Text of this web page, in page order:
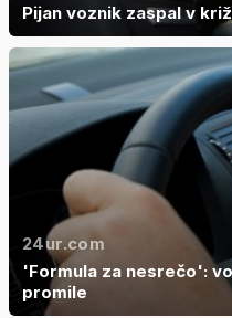
Pijan voznik zaspal v
24ur.com
'Formula za nesrečo':
promile